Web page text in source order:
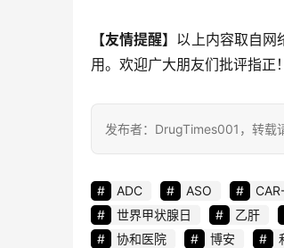
【友情提醒】 以上内容取自网
用。欢迎广大朋友们批评指正
发布者：DrugTimes001，转
ADC ASO
世界甲状腺日
乙肝
协和医院
博安